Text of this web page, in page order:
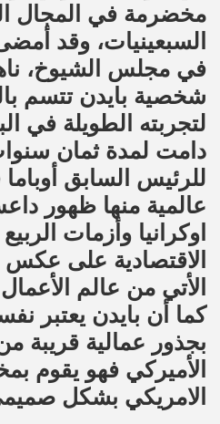
مخضرمة في المجال
السبعينيات، وقد
في مجلس الشيوخ،
شخصية بايدن تتسم
لتجربته الطويلة في
دامت لمدة ثمان
للرئيس السابق
عالمية منها ظهور
اوكرانيا وأزمات
الاقتصادية على
الأتي من عالم الأعمال
كما أن بايدن يعتبر
بجذور عمالية قريبة
الأميركي فهو يقوم
الامريكي بشكل